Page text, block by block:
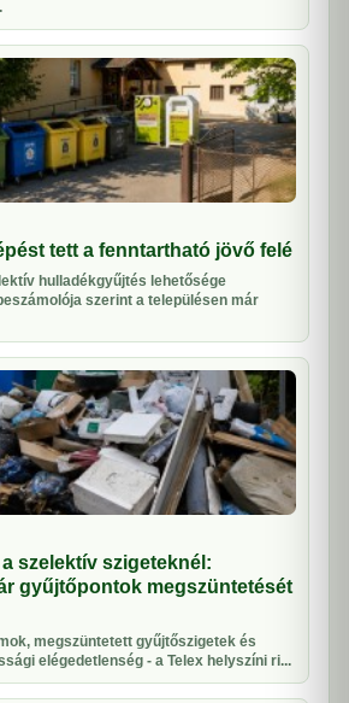
tett a fenntartható jövő felé
hulladékgyűjtés lehetősége
szerint a településen már
szelektív szigeteknél:
gyűjtőpontok megszüntetését
megszüntetett gyűjtőszigetek és
elégedetlenség - a Telex helyszíni ri...